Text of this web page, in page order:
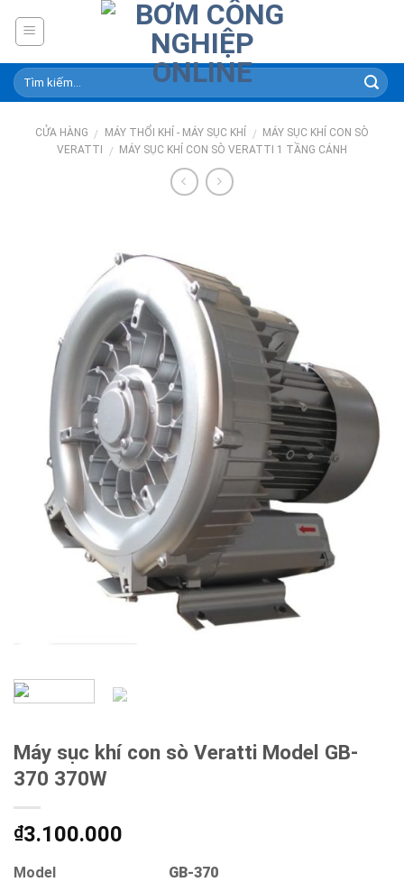
CỬA HÀNG / MÁY THỔI KHÍ - MÁY SỤC KHÍ /
MÁY SỤC KHÍ CON SÒ
VERATTI
/ MÁY SỤC KHÍ CON SÒ VERATTI 1 TẦNG CÁNH
Máy sục khí con sò Veratti Model GB-
370 370W
₫3.100.000
Model
GB-370